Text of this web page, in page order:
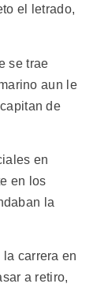
el letrado,
se trae
aun le
de
en
en los
la
carrera en
a retiro,